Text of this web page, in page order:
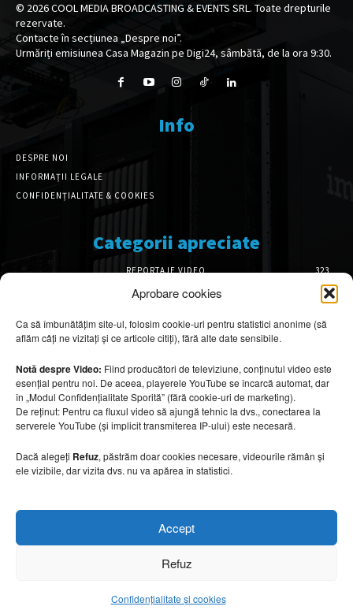
Aprobare cookies
Ca să îmbunătățim site-ul, folosim cookie-uri pentru statistici anonime (să
aflăm câți ne vizitați și ce articole citiți), fără alte date sensibile.
Notă despre Video: Fiind producători de televiziune, conținutul video este
esențial pentru noi. De aceea, playerele YouTube se încarcă automat, dar
în „Modul Confidențialitate Sporită” (fără cookie-uri de marketing).
De reținut: Pentru ca fluxul video să ajungă tehnic la dvs., conectarea la
serverele YouTube (și implicit transmiterea IP-ului) este necesară.
Dacă alegeți Refuz, păstrăm doar cookies necesare, videourile rămân și
ele vizibile, dar vizita dvs. nu va apărea în statistici.
Accept
Refuz
Confidențialitate și cookies
© 2026COOL MEDIA BROADCASTING & EVENTS SRL. Toate drepturile
rezervate.
Contacte în secțiunea „Despre noi”.
Urmăriți emisiunea Casa Magazin pe Digi24, sâmbătă, de la ora 9:30.
Info
DESPRE NOI
INFORMAȚII LEGALE
CONFIDENȚIALITATE & COOKIES
Categorii apreciate
REPORTAJE VIDEO
323
AMENAJĂRI INTERIOARE
126
DESIGN INTERIOR
64
ARHITECTURĂ & DESIGN
OPINII & ANALIZE
43
Articole recomandate
Cele mai impresionante cabane moderne
7 august 2026
Ouse Valley Viaduct, construcția care
7 august 2026